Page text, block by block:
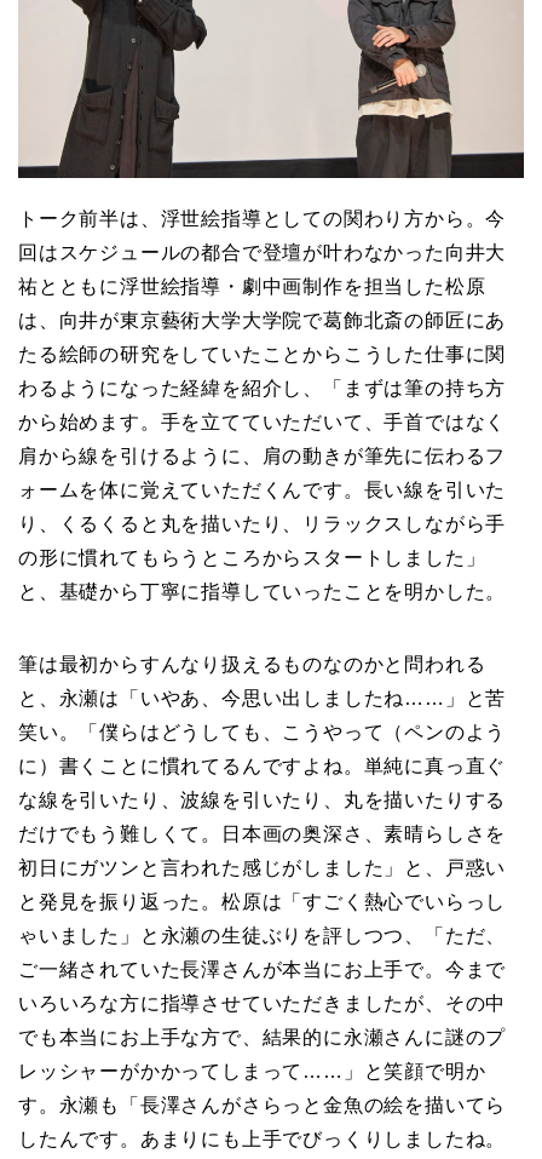
トーク前半は、浮世絵指導としての関わり方から。今
回はスケジュールの都合で登壇が叶わなかった向井大
祐とともに浮世絵指導・劇中画制作を担当した松原
は、向井が東京藝術大学大学院で葛飾北斎の師匠にあ
たる絵師の研究をしていたことからこうした仕事に関
わるようになった経緯を紹介し、「まずは筆の持ち方
から始めます。手を立てていただいて、手首ではなく
肩から線を引けるように、肩の動きが筆先に伝わるフ
ォームを体に覚えていただくんです。長い線を引いた
り、くるくると丸を描いたり、リラックスしながら手
の形に慣れてもらうところからスタートしました」
と、基礎から丁寧に指導していったことを明かした。
筆は最初からすんなり扱えるものなのかと問われる
と、永瀬は「いやあ、今思い出しましたね……」と苦
笑い。「僕らはどうしても、こうやって（ペンのよう
に）書くことに慣れてるんですよね。単純に真っ直ぐ
な線を引いたり、波線を引いたり、丸を描いたりする
だけでもう難しくて。日本画の奥深さ、素晴らしさを
初日にガツンと言われた感じがしました」と、戸惑い
と発見を振り返った。松原は「すごく熱心でいらっし
ゃいました」と永瀬の生徒ぶりを評しつつ、「ただ、
ご一緒されていた長澤さんが本当にお上手で。今まで
いろいろな方に指導させていただきましたが、その中
でも本当にお上手な方で、結果的に永瀬さんに謎のプ
レッシャーがかかってしまって……」と笑顔で明か
す。永瀬も「長澤さんがさらっと金魚の絵を描いてら
したんです。あまりにも上手でびっくりしましたね。